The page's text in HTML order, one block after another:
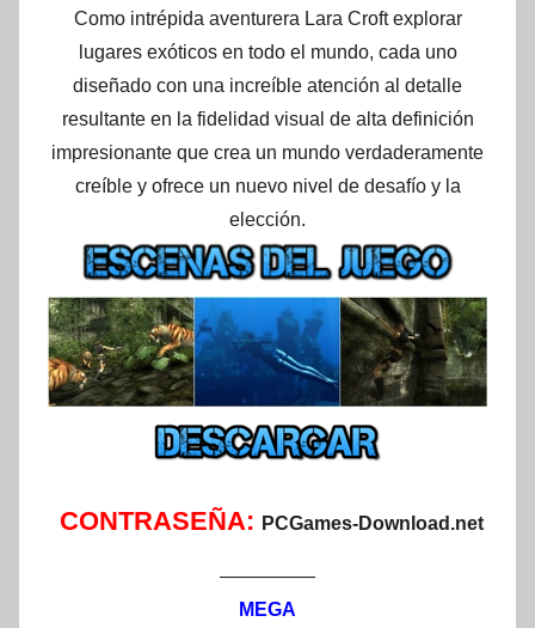
Como intrépida aventurera Lara Croft explorar
lugares exóticos en todo el mundo, cada uno
diseñado con una increíble atención al detalle
resultante en la fidelidad visual de alta definición
impresionante que crea un mundo verdaderamente
creíble y ofrece un nuevo nivel de desafío y la
elección.
CONTRASEÑA: PCGames-Download.net
—————
MEGA